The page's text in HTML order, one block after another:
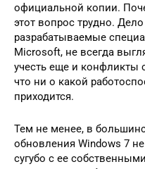
официальной копии.
этот вопрос трудно.
разрабатываемые
Microsoft, не всегда
учесть еще и конфликты
что ни о какой
приходится.
Тем не менее, в
обновления Windows 7 не
сугубо с ее